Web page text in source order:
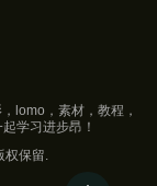
lomo，素材，教程，
学习进步昂！
保留.